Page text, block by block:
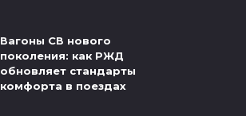
Вагоны СВ нового
поколения: как РЖД
обновляет стандарты
комфорта в поездах